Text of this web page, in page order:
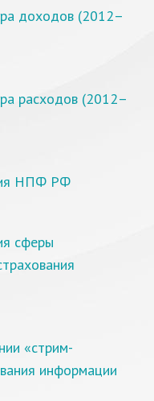
доходов (2012–
расходов (2012–
НПФ РФ
сферы
«стрим-
информации